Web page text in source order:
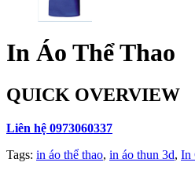
In Áo Thể Thao
QUICK OVERVIEW
Liên hệ 0973060337
Tags: in áo thể thao, in áo thun 3d, In